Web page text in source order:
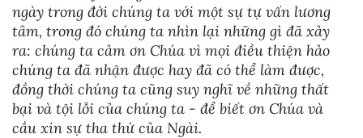
ngày trong đời chúng ta với một sự tự vấn lương
tâm, trong đó chúng ta nhìn lại những gì đã xảy
ra: chúng ta cảm ơn Chúa vì mọi điều thiện hảo
chúng ta đã nhận được hay đã có thể làm được,
đồng thời chúng ta cũng suy nghĩ về những thất
bại và tội lỗi của chúng ta - để biết ơn Chúa và
cầu xin sự tha thứ của Ngài.